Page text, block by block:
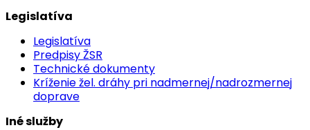
Legislatíva
Legislatíva
Predpisy ŽSR
Technické dokumenty
Kríženie žel. dráhy pri nadmernej/nadrozmernej
doprave
Iné služby